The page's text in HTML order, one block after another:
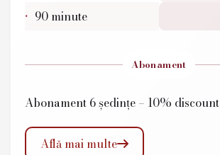
90 minute
Abonament
Abonament 6 ședințe – 10% discount
Află mai multe